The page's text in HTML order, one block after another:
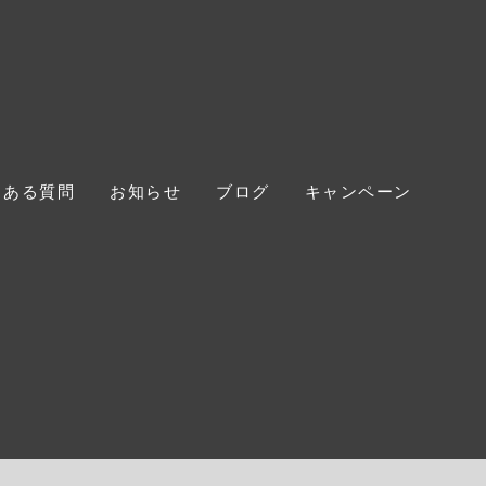
る質問 お知らせ ブログ キャンペーン